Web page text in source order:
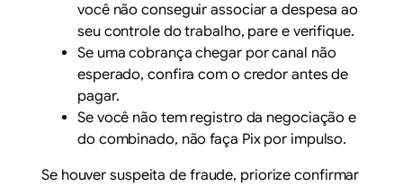
você não conseguir associar a despesa ao
seu controle do trabalho, pare e verifique.
Se uma cobrança chegar por canal não
esperado, confira com o credor antes de
pagar.
Se você não tem registro da negociação e
do combinado, não faça Pix por impulso.
Se houver suspeita de fraude, priorize confirmar